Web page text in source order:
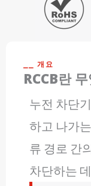
⎯⎯ 개요
RCCB란
누전 차단
하고 나가
류 경로 간
차단하는